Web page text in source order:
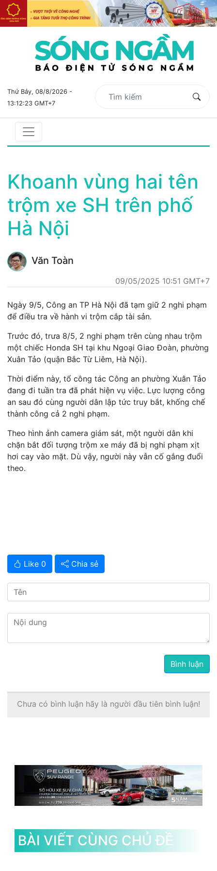
Thứ Bảy, 08/8/2026 -
13:12:23 GMT+7
Khoanh vùng hai tên
trộm xe SH trên phố
Hà Nội
Văn Toàn
09/05/2025 10:51 GMT+7
Ngày 9/5, Công an TP Hà Nội đã tạm giữ 2 nghi phạm
để điều tra về hành vi trộm cắp tài sản.
Trước đó, trưa 8/5, 2 nghi phạm trên cùng nhau trộm
một chiếc Honda SH tại khu Ngoại Giao Đoàn, phường
Xuân Tảo (quận Bắc Từ Liêm, Hà Nội).
Thời điểm này, tổ công tác Công an phường Xuân Tảo
đang đi tuần tra đã phát hiện vụ việc. Lực lượng công
an sau đó cùng người dân lập tức truy bắt, khống chế
thành công cả 2 nghi phạm.
Theo hình ảnh camera giám sát, một người dân khi
chặn bắt đối tượng trộm xe máy đã bị nghi phạm xịt
hơi cay vào mặt. Dù vậy, người này vẫn cố gắng đuổi
theo.
Like 0 Chia sẻ
Bình luận
Chưa có bình luận hãy là người đầu tiên bình luận!
BÀI VIẾT CÙNG CHỦ ĐỀ